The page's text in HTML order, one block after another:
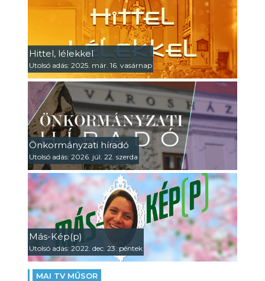
Hittel, lélekkel
Utolsó adás: 2025. már. 16. vasárnap
Önkormányzati híradó
Utolsó adás: 2026. júl. 22. szerda
Más-Kép(p)
Utolsó adás: 2022. dec. 23. péntek
MAI TV MŰSOR